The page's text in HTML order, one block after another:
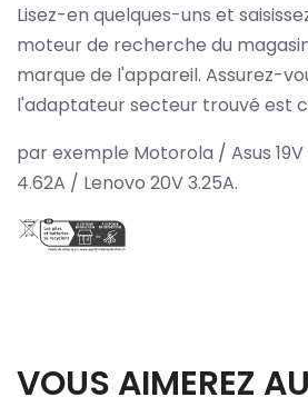
Lisez-en quelques-uns et
moteur de recherche du
marque de l'appareil. Assurez-
l'adaptateur secteur trouvé est
par exemple Motorola / Asus 19V
4.62A / Lenovo 20V 3.25A.
VOUS AIMEREZ